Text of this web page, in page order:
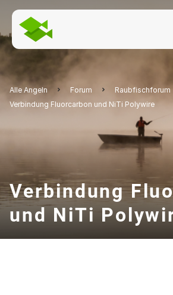
Alle Angeln Forum
Raubfischforum
Verbindung Fluorcarbon und NiTi Polywire
Verbindung
und NiTi